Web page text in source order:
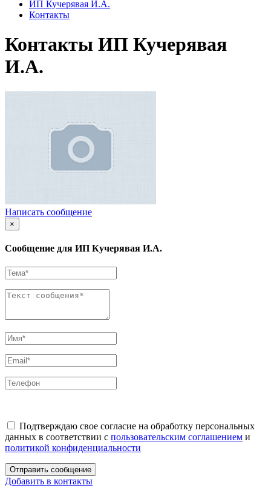
ИП Кучерявая И.А.
Контакты
Контакты ИП Кучерявая
И.А.
Написать сообщение
×
Сообщение для ИП Кучерявая И.А.
Подтверждаю свое согласие на обработку персональных
данных в соответствии с пользовательским соглашением и
политикой конфиденциальности
Отправить сообщение
Добавить в контакты